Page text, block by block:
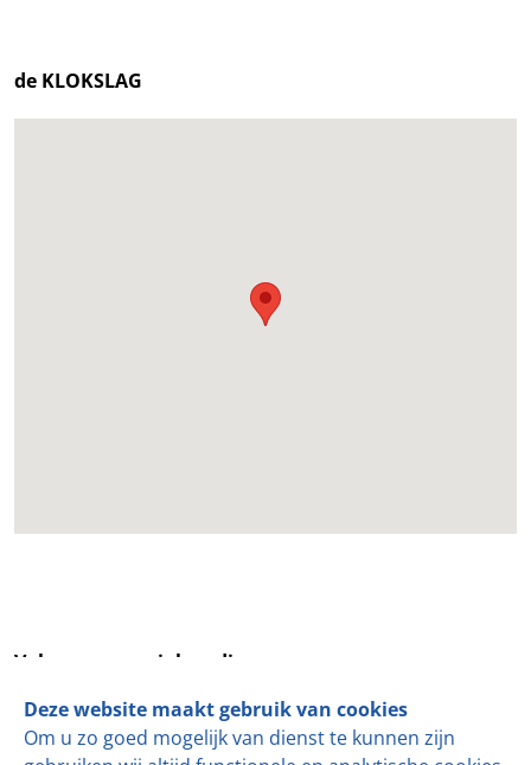
Deze website maakt gebruik van cookies
Om u zo goed mogelijk van dienst te kunnen zijn
de KLOKSLAG
Volg ons op social media
de KLOKSLAGis sinds 1989 toonaangevend als het gaat
om mechaniseren en automatiseren van